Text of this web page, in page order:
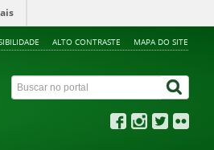
ALTO CONTRASTE MAPA DO SITE